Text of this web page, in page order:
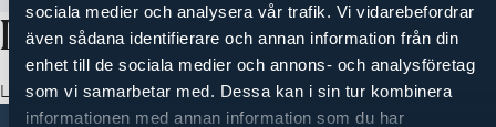
sociala medier och analysera vår trafik. Vi vidarebefordrar
även sådana identifierare och annan information från din
enhet till de sociala medier och annons- och analysföretag
som vi samarbetar med. Dessa kan i sin tur kombinera
informationen med annan information som du har
Lina Gebäck
Linas Matkasse